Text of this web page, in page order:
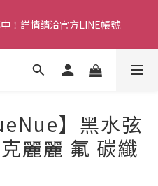
！
！詳情請洽官方LINE帳號
，註冊會員即可立馬享有300元
】黑水弦
麗麗 氟 碳纖